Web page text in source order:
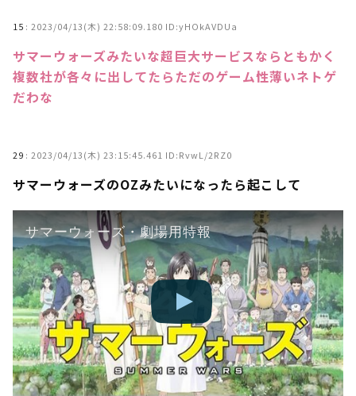
15 : 2023/04/13(木) 22:58:09.180 ID:yHOkAVDUa
サマーウォーズみたいな超巨大サービスならともかく
複数社が各々に出してたらただのゲーム性薄いネトゲ
だわな
29 : 2023/04/13(木) 23:15:45.461 ID:RvwL/2RZ0
サマーウォーズのOZみたいになったら起こして
サマーウォーズ・劇場用特報